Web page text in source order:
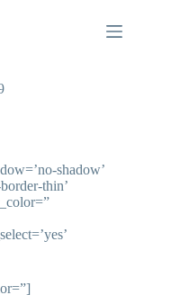
shadow’
thin’